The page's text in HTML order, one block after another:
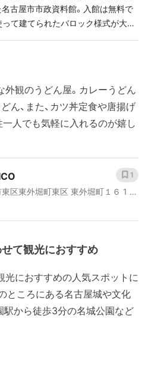
古屋市市政資料館。入館は無料で
って建てられたバロック様式が大き
り、時代や歴史の長さを感じると
メの観光スポットとなっています。
観のうどん屋。カレーうどん
ん、また、カツ丼定食や唐揚げ
人でも気軽に入れるのが嬉し
区東外堀町東区 東外堀町１６ 1 若
1
て観光におすすめ
光におすすめの人気スポットに
ところにある名古屋城や文化
駅から徒歩3分の名城公園など